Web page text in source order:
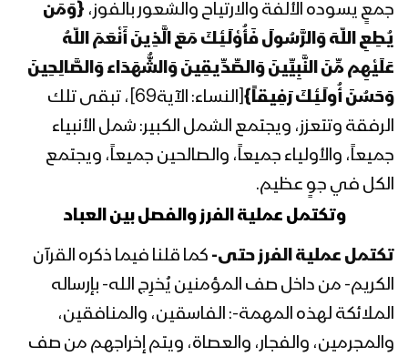
المحاضرة الرمضانية الثامنة عشر لقائد
الثورة السيد عبدالملك بدرالدين الحوثي
1441هـ
المحاضرة الرمضانية السابعة عشر لقائد
الثورة السيد عبدالملك بدرالدين الحوثي
1441هـ
المحاضرة الرمضانية السادسة عشر لقائد
1441هـ
المحاضرة الرمضانية الخامسة عشر لقائد
الثورة السيد عبدالملك بدرالدين الحوثي
1441هـ
جمعٍ يسوده الألفة والارتياح والشعور بالفوز، {وَمَن
يُطِعِ اللّهَ وَالرَّسُولَ فَأُوْلَـئِكَ مَعَ الَّذِينَ أَنْعَمَ اللّهُ
عَلَيْهِم مِّنَ النَّبِيِّينَ وَالصِّدِّيقِينَ وَالشُّهَدَاء وَالصَّالِحِينَ
وَحَسُنَ أُولَـئِكَ رَفِيقاً}
[النساء: الآية69]، تبقى تلك
الرفقة وتتعزز، ويجتمع الشمل الكبير: شمل الأنبياء
جميعاً، والأولياء جميعاً، والصالحين جميعاً، ويجتمع
الكل في جوٍ عظيم.
وتكتمل عملية الفرز والفصل بين العباد
تكتمل عملية الفرز حتى- كما قلنا فيما ذكره القرآن
الكريم- من داخل صف المؤمنين يُخرِج الله- بإرساله
الملائكة لهذه المهمة-: الفاسقين، والمنافقين،
والمجرمين، والفجار، والعصاة، ويتم إخراجهم من صف